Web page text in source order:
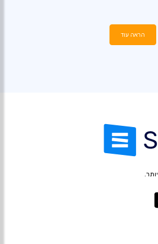
הראה עוד